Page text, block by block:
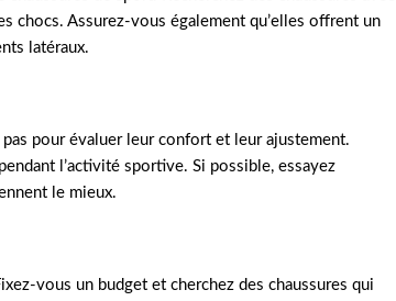
chocs. Assurez-vous également qu’elles offrent un
latéraux.
pour évaluer leur confort et leur ajustement.
l’activité sportive. Si possible, essayez
le mieux.
vous un budget et cherchez des chaussures qui